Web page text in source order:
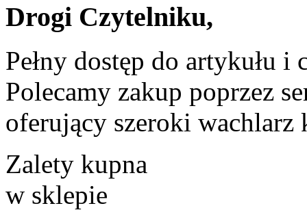
Drogi Czytelniku,
Pełny dostęp do artykułu i
Polecamy zakup poprzez
oferujący szeroki wachlarz
Zalety kupna
w sklepie